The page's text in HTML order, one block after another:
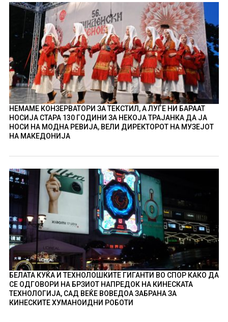
НЕМАМЕ КОНЗЕРВАТОРИ ЗА ТЕКСТИЛ, А ЛУЃЕ НИ БАРААТ
НОСИЈА СТАРА 130 ГОДИНИ ЗА НЕКОЈА ТРАЈАНКА ДА ЈА
НОСИ НА МОДНА РЕВИЈА, ВЕЛИ ДИРЕКТОРОТ НА МУЗЕЈОТ
НА МАКЕДОНИЈА
БЕЛАТА КУЌА И ТЕХНОЛОШКИТЕ ГИГАНТИ ВО СПОР КАКО ДА
СЕ ОДГОВОРИ НА БРЗИОТ НАПРЕДОК НА КИНЕСКАТА
ТЕХНОЛОГИЈА, САД ВЕЌЕ ВОВЕДОА ЗАБРАНА ЗА
КИНЕСКИТЕ ХУМАНОИДНИ РОБОТИ